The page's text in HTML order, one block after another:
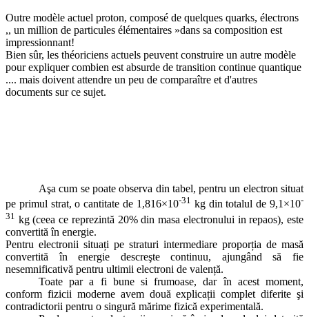
Outre modèle actuel proton, composé de quelques quarks, électrons
,, un million de particules élémentaires »dans sa composition est
impressionnant!
Bien sûr, les théoriciens actuels peuvent construire un autre modèle
pour expliquer combien est absurde de transition continue quantique
.... mais doivent attendre un peu de comparaître et d'autres
documents sur ce sujet.
Aşa cum se poate observa din tabel, pentru un electron situat
pe primul strat, o cantitate de 1,816×10-31 kg din totalul de 9,1×10-
31 kg (ceea ce reprezintă 20% din masa electronului in repaos), este
convertită în energie.
Pentru electronii situați pe straturi intermediare proporția de masă
convertită în energie descreşte continuu, ajungând să fie
nesemnificativă pentru ultimii electroni de valență.
Toate par a fi bune si frumoase, dar în acest moment,
conform fizicii moderne avem două explicații complet diferite şi
contradictorii pentru o singură mărime fizică experimentală.